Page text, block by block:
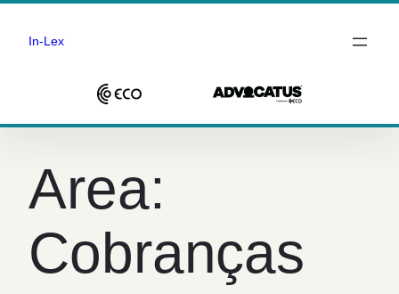
Saltar
conteúdo
In-Lex
Area:
Cobranças